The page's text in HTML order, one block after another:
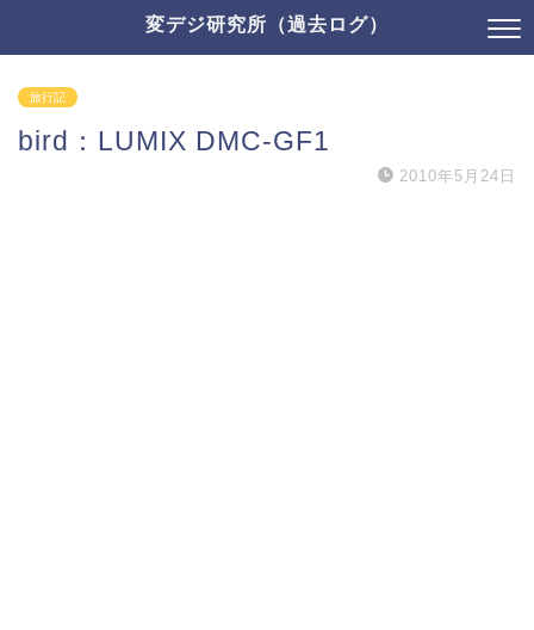
変デジ研究所（過去ログ）
旅行記
bird：LUMIX DMC-GF1
2010年5月24日